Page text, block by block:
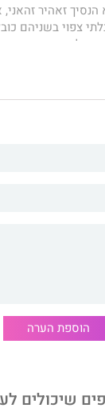
זאהיר
צפוי בשניהם
מלכותי...
לבטוח באחרים,
הוספת הערה
שיכולים